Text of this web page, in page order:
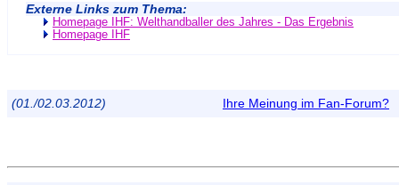
Externe Links zum Thema:
Homepage IHF: Welthandballer des Jahres - Das Ergebnis
Homepage IHF
(01./02.03.2012) Ihre Meinung im Fan-Forum?